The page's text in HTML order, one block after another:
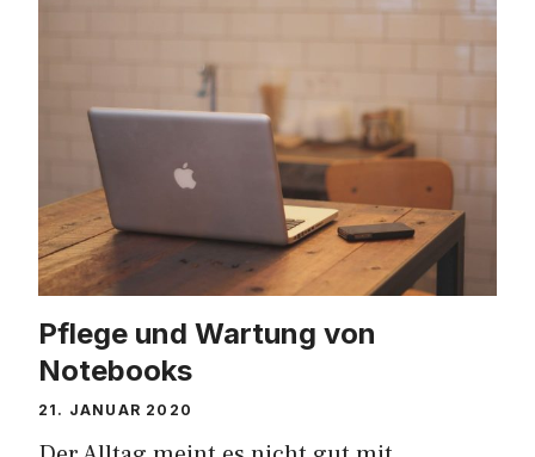
Pflege und Wartung von
Notebooks
21. JANUAR 2020